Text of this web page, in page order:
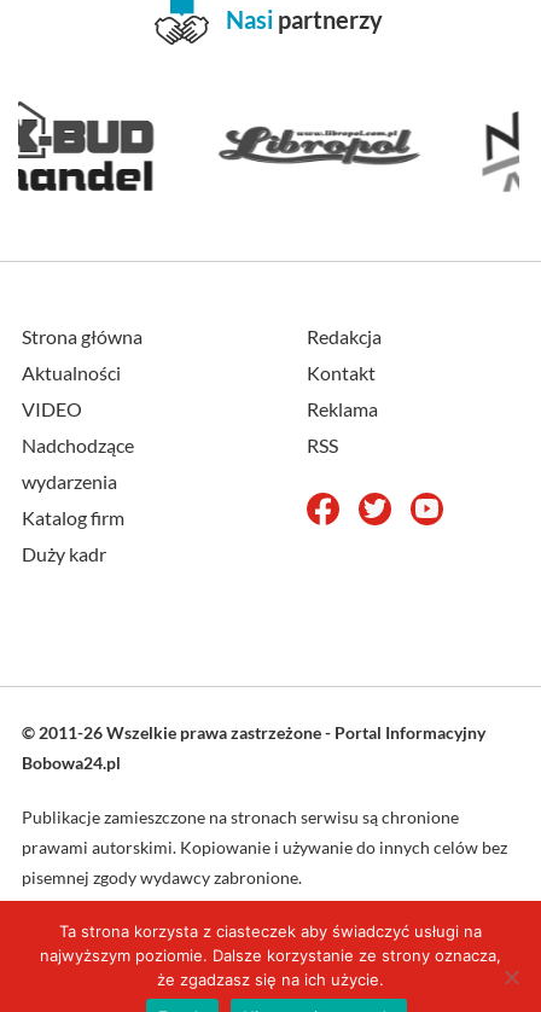
Nasi partnerzy
Strona główna
Aktualności
VIDEO
Nadchodzące
wydarzenia
Katalog firm
Duży kadr
Redakcja
Kontakt
Reklama
RSS
© 2011-26 Wszelkie prawa zastrzeżone - Portal Informacyjny
Bobowa24.pl
Publikacje zamieszczone na stronach serwisu są chronione
prawami autorskimi. Kopiowanie i używanie do innych celów bez
pisemnej zgody wydawcy zabronione.
Projekt oraz wykonanie: L4web.pl
Ta strona korzysta z ciasteczek aby świadczyć usługi na
najwyższym poziomie. Dalsze korzystanie ze strony oznacza,
że zgadzasz się na ich użycie.